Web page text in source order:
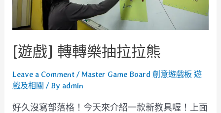
[遊戲] 轉轉樂抽拉拉熊
Leave a Comment /Master Game Board 創意遊戲板 遊
戲及相關 / By admin
好久沒寫部落格！今天來介紹一款新教具喔！上面